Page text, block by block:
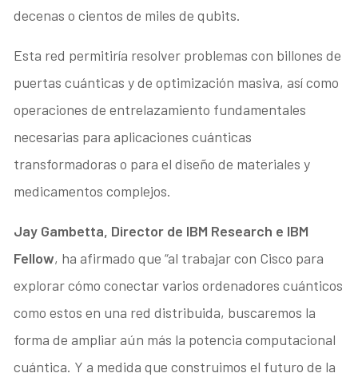
decenas o cientos de miles de qubits.
Esta red permitiría resolver problemas con billones de
puertas cuánticas y de optimización masiva, así como
operaciones de entrelazamiento fundamentales
necesarias para aplicaciones cuánticas
transformadoras o para el diseño de materiales y
medicamentos complejos.
Jay Gambetta, Director de IBM Research e IBM
Fellow, ha afirmado que “al trabajar con Cisco para
explorar cómo conectar varios ordenadores cuánticos
como estos en una red distribuida, buscaremos la
forma de ampliar aún más la potencia computacional
cuántica. Y a medida que construimos el futuro de la